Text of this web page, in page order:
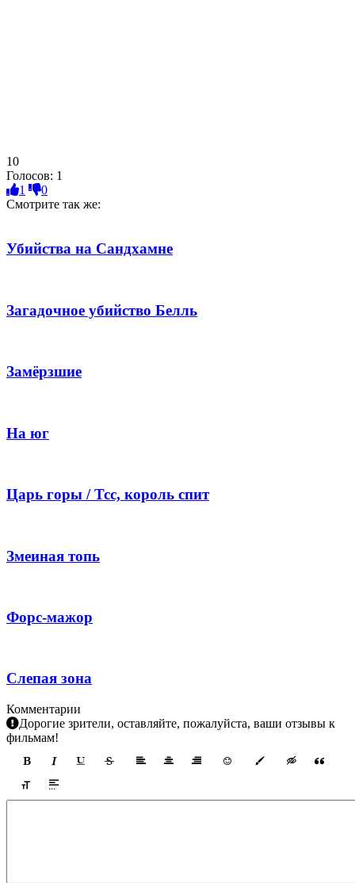
10
Голосов: 1
1
0
Смотрите так же:
Убийства на Сандхамне
Загадочное убийство Белль
Замёрзшие
На юг
Царь горы / Тсс, король спит
Змеиная топь
Форс-мажор
Слепая зона
Комментарии
Дорогие зрители, оставляйте, пожалуйста, ваши отзывы к
фильмам!